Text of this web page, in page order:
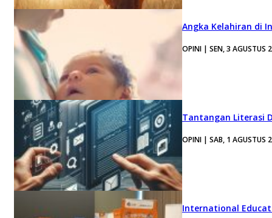
Angka Kelahiran di
OPINI | SEN, 3 AGUSTUS
Tantangan Literasi
OPINI | SAB, 1 AGUSTUS
International